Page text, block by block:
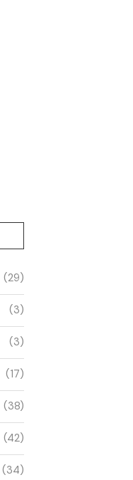
(29)
(3)
(3)
(17)
(38)
(42)
(34)